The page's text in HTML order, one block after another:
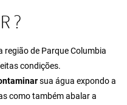
região de Parque Columbia
condições.
sua água expondo a
como também abalar a